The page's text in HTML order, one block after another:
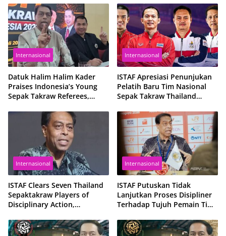
Internasional
Datuk Halim Halim Kader
Praises Indonesia’s Young
Sepak Takraw Referees,
Assignments
Internasional
ISTAF Apresiasi Penunjukan
Pelatih Baru Tim Nasional
Sepak Takraw Thailand
King’s Cup 2026
Internasional
ISTAF Clears Seven Thailand
Sepaktakraw Players of
Disciplinary Action,
Thailand’s Future in the
Sport
Internasional
ISTAF Putuskan Tidak
Lanjutkan Proses Disipliner
Terhadap Tujuh Pemain Tim
Thailand